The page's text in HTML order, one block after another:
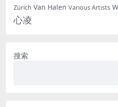
Zürich Van Halen Various Artists
心凌
搜索